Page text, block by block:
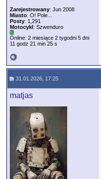
Zarejestrowany: Jun 2008
Miasto: O! Pole...
Posty: 1,291
Motocykl: Szwenduro
Online: 2 miesiące 2 tygodni 5 dni
11 godz 21 min 25 s
31.01.2026, 17:25
matjas